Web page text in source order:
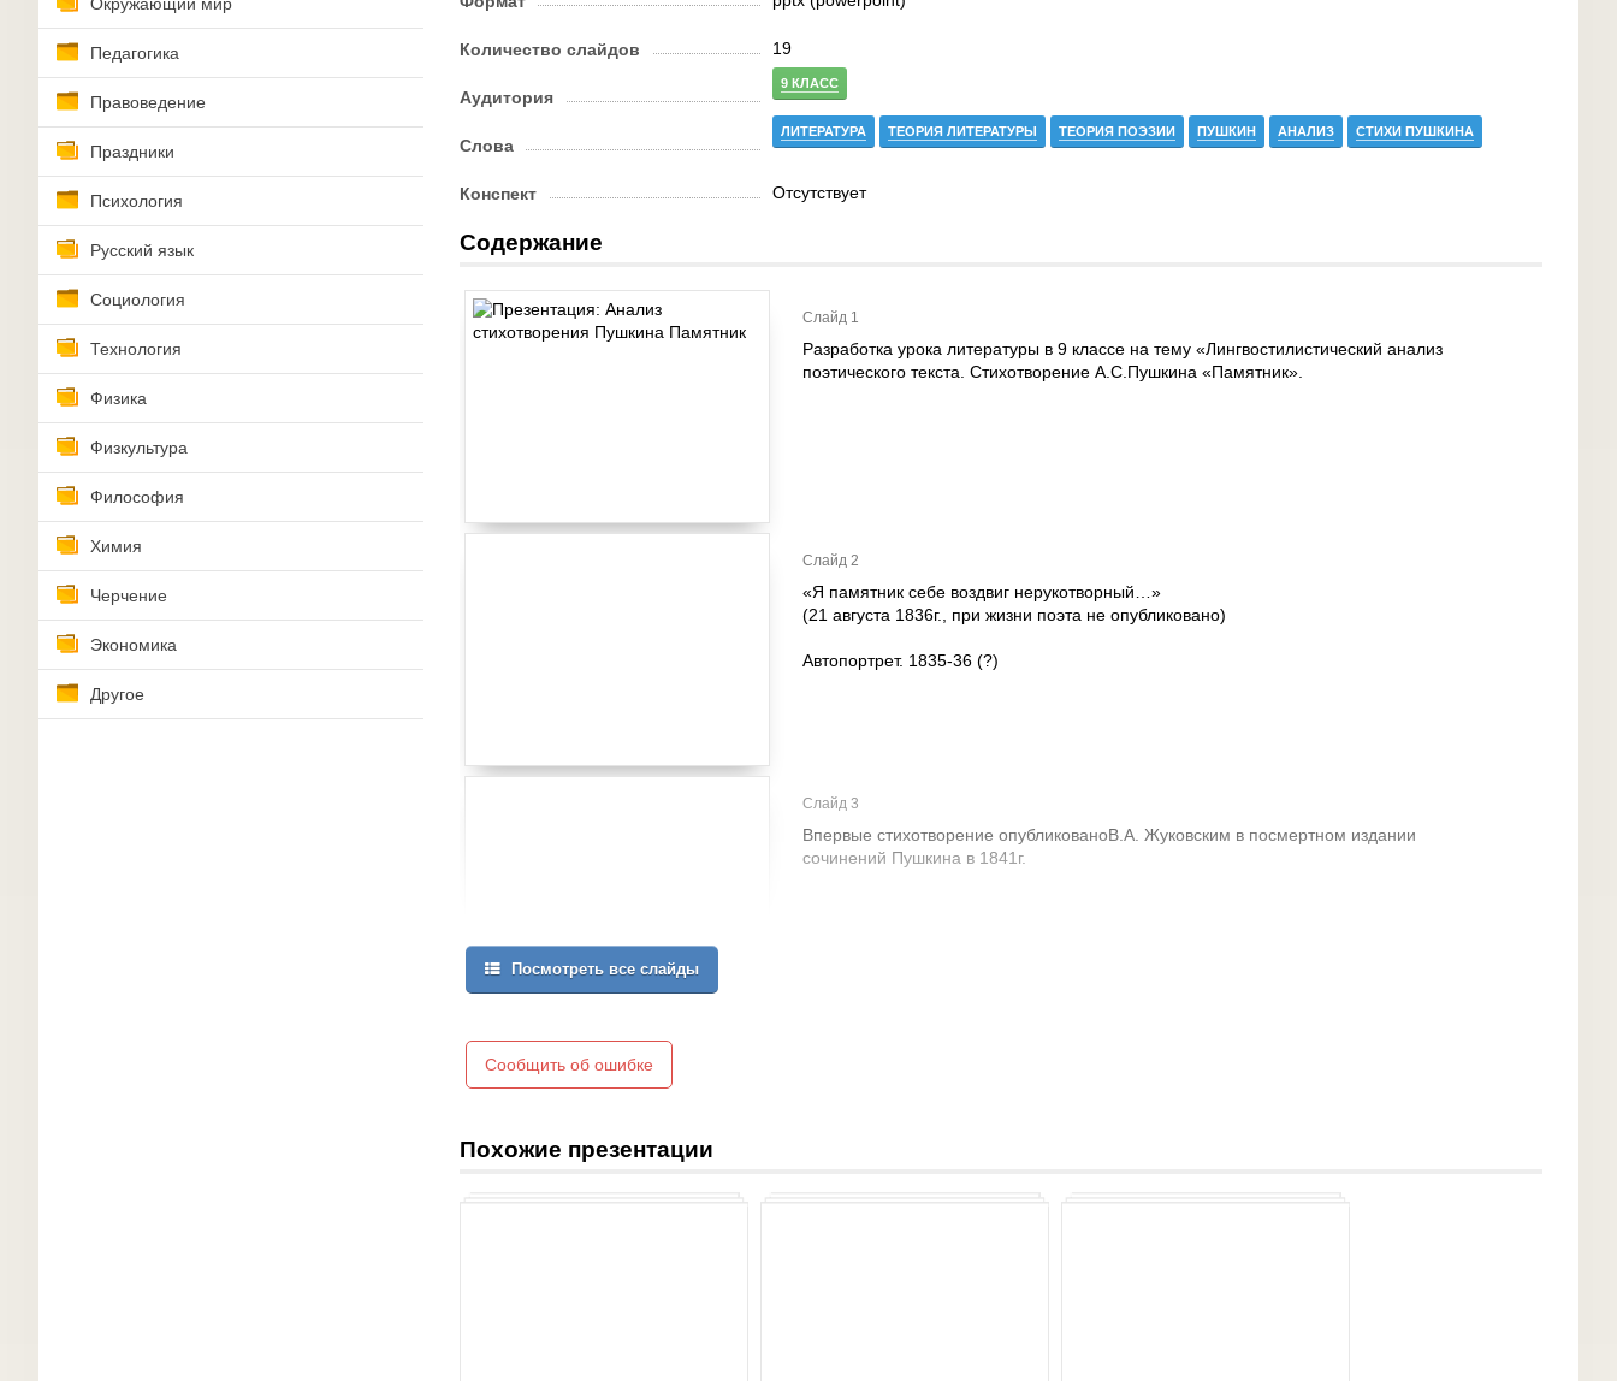
Педагогика
Правоведение
Праздники
Психология
Русский язык
Социология
Технология
Физика
Физкультура
Философия
Химия
Черчение
Экономика
Другое
Количество слайдов 19
Аудитория
9 КЛАСС
Слова
ЛИТЕРАТУРА ТЕОРИЯ ЛИТЕРАТУРЫ ТЕОРИЯ ПОЭЗИИ ПУШКИН АНАЛИЗ СТИХИ ПУШКИНА
Конспект Отсутствует
Содержание
Слайд 1
Разработка урока литературы в 9 классе на тему «Лингвостилистический анализ
поэтического текста. Стихотворение А.С.Пушкина «Памятник».
Слайд 2
«Я памятник себе воздвиг нерукотворный…»
(21 августа 1836г., при жизни поэта не опубликовано)
Автопортрет. 1835-36 (?)
Слайд 3
Впервые стихотворение опубликованоВ.А. Жуковским в посмертном издании
сочинений Пушкина в 1841г.
Посмотреть все слайды
Сообщить об ошибке
Похожие презентации